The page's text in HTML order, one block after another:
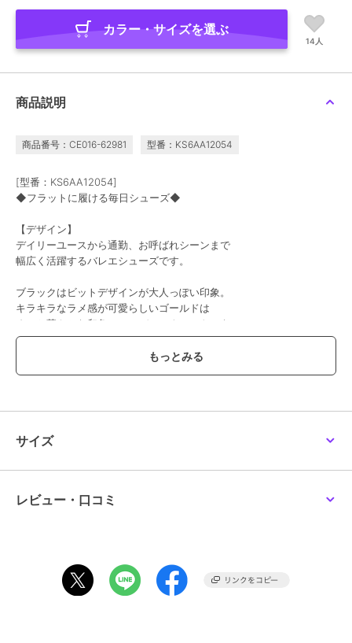
カラー・サイズを選ぶ
14人
商品説明
商品番号：CE016-62981 型番：KS6AA12054
[型番：KS6AA12054]
◆フラットに履ける毎日シューズ◆
【デザイン】
デイリーユースから通勤、お呼ばれシーンまで
幅広く活躍するバレエシューズです。
ブラックはビットデザインが大人っぽい印象。
キラキラなラメ感が可愛らしいゴールドは
ぐっと華やかな印象でコーデのアクセントにも。
履き心地は柔らかくて、着脱しやすいのも嬉しいポイント。
きちんと感がありオフィススタイルにもおすすめです。
Mサイズ：23.5cm相当
Lサイズ：24.5cm相当
--------------------
サイズ
レビュー・口コミ